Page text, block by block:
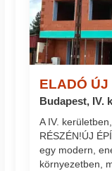
ELADÓ
Budapest, IV.
A IV.
RÉSZÉN!ÚJ
egy modern,
környezetben,